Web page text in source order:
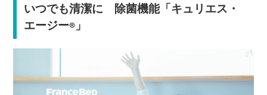
いつでも清潔に 除菌機能「キュリエス・
エージー®」